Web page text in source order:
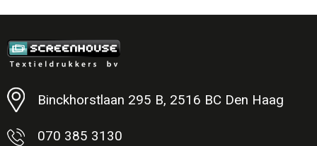
Minimale afname: 1
Binckhorstlaan 295 B, 2516 BC Den Haag
070 385 3130